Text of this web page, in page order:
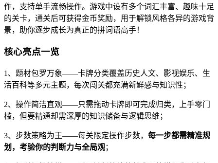
作，支持单手流畅操作。游戏中设有多个词汇丰富、趣味十足
的关卡，通关后可获得金币奖励，用于解锁风格各异的游戏背
景，助你逐步成长为真正的拼词语高手！
核心亮点一览
1、题材包罗万象——卡牌分类覆盖历史人文、影视娱乐、生
活百科等多元主题，每次闯关都充满新鲜感与知识性；
2、操作简洁直观——只需拖动卡牌即可完成归类，上手零门
槛，但要精通却需深厚的知识储备与逻辑思维；
3、步数策略为王——每关限定操作步数， 每一步都需精准规
划，考验你的判断力与全局观；